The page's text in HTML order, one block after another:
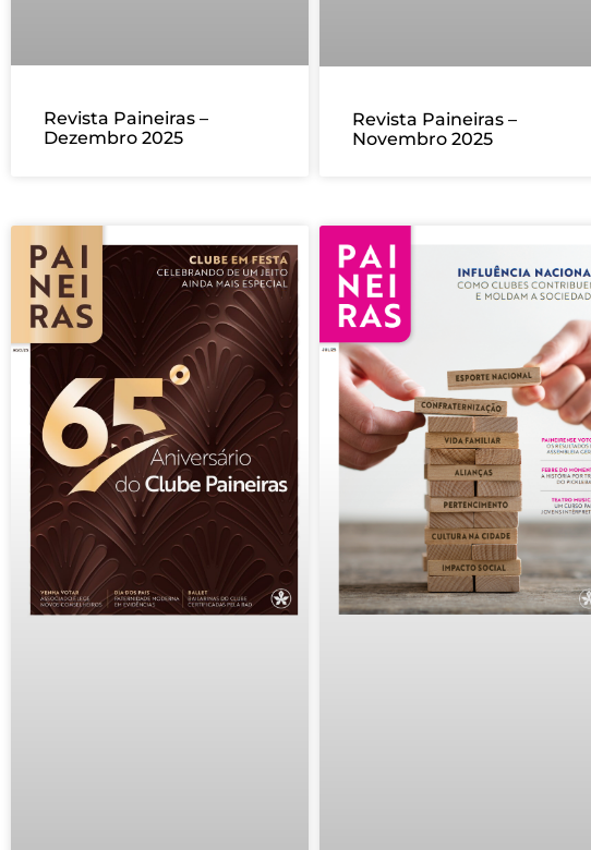
Revista Paineiras –
Dezembro 2025
Revista Paineiras –
Novembro 2025